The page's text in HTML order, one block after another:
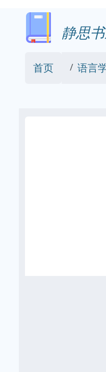
静思
首页 语言